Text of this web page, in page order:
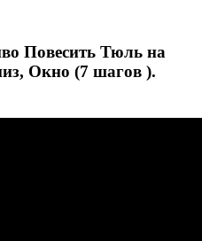
Повесить Тюль на
Окно (7 шагов ).